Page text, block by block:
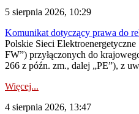
5 sierpnia 2026, 10:29
Komunikat dotyczący prawa do
Polskie Sieci
FW”) przyłączonych do
266 z późn. zm., dalej „PE”), z
Więcej...
4 sierpnia 2026, 13:47